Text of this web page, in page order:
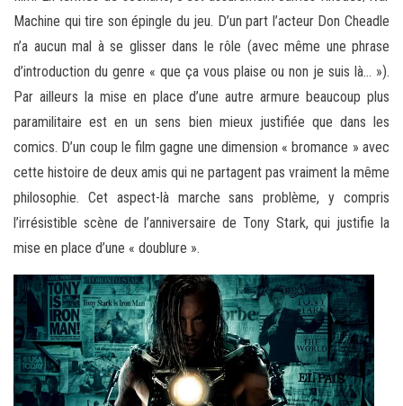
Machine qui tire son épingle du jeu. D’un part l’acteur Don Cheadle
n’a aucun mal à se glisser dans le rôle (avec même une phrase
d’introduction du genre « que ça vous plaise ou non je suis là… »).
Par ailleurs la mise en place d’une autre armure beaucoup plus
paramilitaire est en un sens bien mieux justifiée que dans les
comics. D’un coup le film gagne une dimension « bromance » avec
cette histoire de deux amis qui ne partagent pas vraiment la même
philosophie. Cet aspect-là marche sans problème, y compris
l’irrésistible scène de l’anniversaire de Tony Stark, qui justifie la
mise en place d’une « doublure ».